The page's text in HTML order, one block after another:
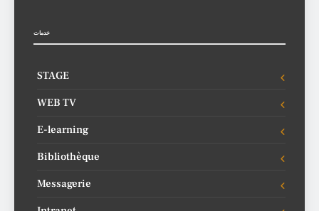
خدمات
STAGE
WEB TV
E-learning
Bibliothèque
Messagerie